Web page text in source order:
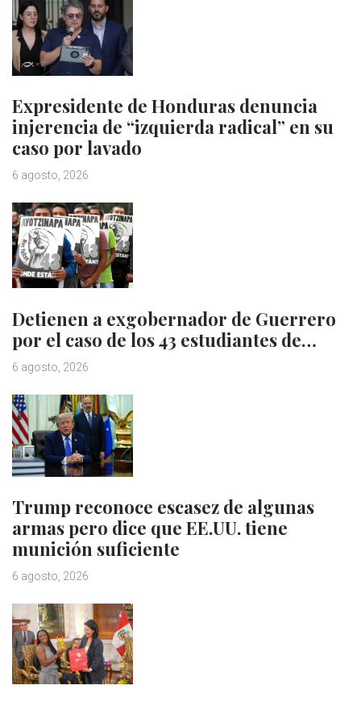
Expresidente de Honduras denuncia
injerencia de “izquierda radical” en su
caso por lavado
6 agosto, 2026
Detienen a exgobernador de Guerrero
por el caso de los 43 estudiantes de…
6 agosto, 2026
Trump reconoce escasez de algunas
armas pero dice que EE.UU. tiene
munición suficiente
6 agosto, 2026